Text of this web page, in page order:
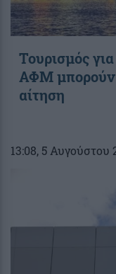
Τουρισμός
ΑΦΜ μπορούν
αίτηση
13:08, 5 Αυγούστου